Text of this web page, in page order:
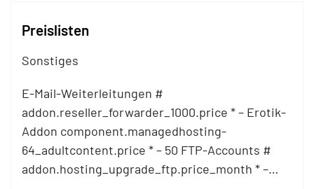
Preislisten
Sonstiges
E-Mail-Weiterleitungen #
addon.reseller_forwarder_1000.price * – Erotik-
Addon component.managedhosting-
64_adultcontent.price * – 50 FTP-Accounts #
addon.hosting_upgrade_ ftp.price_month * –…